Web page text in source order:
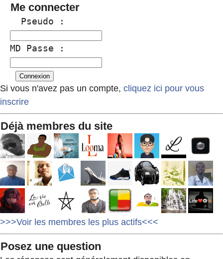
Me connecter
  Pseudo :
MD Passe :
Si vous n'avez pas un compte, cliquez ici pour vous
inscrire
Déjà membres du site
>>>Voir les membres les plus actifs<<<
Posez une question